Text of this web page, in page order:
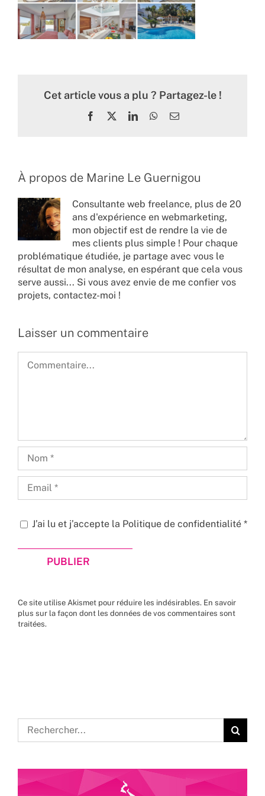
Cet article vous a plu ? Partagez-le !
Facebook LinkedInWhatsApp
Email
À propos de Marine Le Guernigou
Consultante web freelance, plus de 20
ans d'expérience en webmarketing,
mon objectif est de rendre la vie de
mes clients plus simple ! Pour chaque
problématique étudiée, je partage avec vous le
résultat de mon analyse, en espérant que cela vous
serve aussi... Si vous avez envie de me confier vos
projets, contactez-moi !
Laisser un commentaire
J’ai lu et j’accepte la Politique de confidentialité *
Ce site utilise Akismet pour réduire les indésirables. En savoir
plus sur la façon dont les données de vos commentaires sont
traitées.
Rechercher: